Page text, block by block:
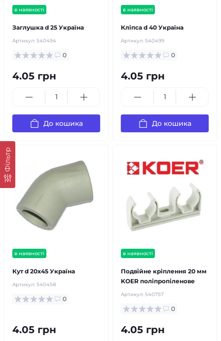
Фільтр
в наявності
Заглушка d 25 Україна
Артикул: 540494
0
4.05 грн
До кошика
в наявності
Кліпса d 40 Україна
Артикул: 540499
0
4.05 грн
До кошика
в наявності
Кут d 20х45 Україна
Артикул: 540458
0
4.05 грн
в наявності
Подвійне кріплення 20 мм
KOER поліпропіленове
Артикул: 540757
0
4.05 грн